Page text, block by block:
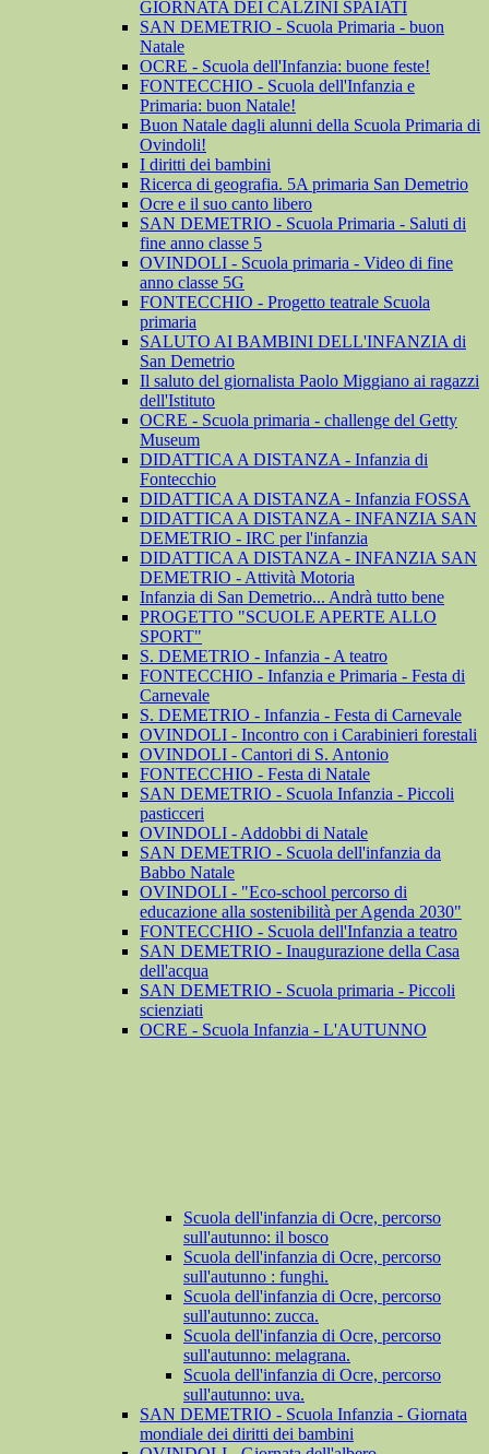
GIORNATA DEI CALZINI SPAIATI
SAN DEMETRIO - Scuola Primaria - buon
Natale
OCRE - Scuola dell'Infanzia: buone feste!
FONTECCHIO - Scuola dell'Infanzia e
Primaria: buon Natale!
Buon Natale dagli alunni della Scuola Primaria di
Ovindoli!
I diritti dei bambini
Ricerca di geografia. 5A primaria San Demetrio
Ocre e il suo canto libero
SAN DEMETRIO - Scuola Primaria - Saluti di
fine anno classe 5
OVINDOLI - Scuola primaria - Video di fine
anno classe 5G
FONTECCHIO - Progetto teatrale Scuola
primaria
SALUTO AI BAMBINI DELL'INFANZIA di
San Demetrio
Il saluto del giornalista Paolo Miggiano ai ragazzi
dell'Istituto
OCRE - Scuola primaria - challenge del Getty
Museum
DIDATTICA A DISTANZA - Infanzia di
Fontecchio
DIDATTICA A DISTANZA - Infanzia FOSSA
DIDATTICA A DISTANZA - INFANZIA SAN
DEMETRIO - IRC per l'infanzia
DIDATTICA A DISTANZA - INFANZIA SAN
DEMETRIO - Attività Motoria
Infanzia di San Demetrio... Andrà tutto bene
PROGETTO "SCUOLE APERTE ALLO
SPORT"
S. DEMETRIO - Infanzia - A teatro
FONTECCHIO - Infanzia e Primaria - Festa di
Carnevale
S. DEMETRIO - Infanzia - Festa di Carnevale
OVINDOLI - Incontro con i Carabinieri forestali
OVINDOLI - Cantori di S. Antonio
FONTECCHIO - Festa di Natale
SAN DEMETRIO - Scuola Infanzia - Piccoli
pasticceri
OVINDOLI - Addobbi di Natale
SAN DEMETRIO - Scuola dell'infanzia da
Babbo Natale
OVINDOLI - "Eco-school percorso di
educazione alla sostenibilità per Agenda 2030"
FONTECCHIO - Scuola dell'Infanzia a teatro
SAN DEMETRIO - Inaugurazione della Casa
dell'acqua
SAN DEMETRIO - Scuola primaria - Piccoli
scienziati
OCRE - Scuola Infanzia - L'AUTUNNO
Scuola dell'infanzia di Ocre, percorso
sull'autunno: il bosco
Scuola dell'infanzia di Ocre, percorso
sull'autunno : funghi.
Scuola dell'infanzia di Ocre, percorso
sull'autunno: zucca.
Scuola dell'infanzia di Ocre, percorso
sull'autunno: melagrana.
Scuola dell'infanzia di Ocre, percorso
sull'autunno: uva.
SAN DEMETRIO - Scuola Infanzia - Giornata
mondiale dei diritti dei bambini